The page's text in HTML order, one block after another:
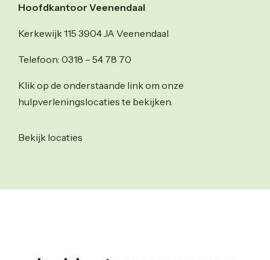
Hoofdkantoor Veenendaal
Kerkewijk 115 3904 JA Veenendaal
Telefoon: 0318 – 54 78 70
Klik op de onderstaande link om onze
hulpverleningslocaties te bekijken.
Bekijk locaties